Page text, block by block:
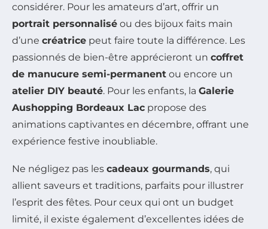
considérer. Pour les amateurs d’art, offrir un
portrait personnalisé ou des bijoux faits main
d’une créatrice peut faire toute la différence. Les
passionnés de bien-être apprécieront un coffret
de manucure semi-permanent ou encore un
atelier DIY beauté. Pour les enfants, la Galerie
Aushopping Bordeaux Lac propose des
animations captivantes en décembre, offrant une
expérience festive inoubliable.
Ne négligez pas les cadeaux gourmands, qui
allient saveurs et traditions, parfaits pour illustrer
l’esprit des fêtes. Pour ceux qui ont un budget
limité, il existe également d’excellentes idées de